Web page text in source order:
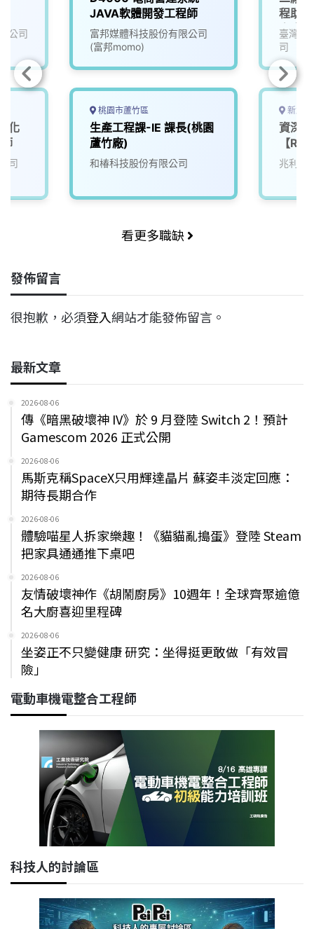
公司
化
司
JAVA軟體開發工程師
富邦媒體科技股份有限公司
(富邦momo)
桃園市蘆竹區
生產工程課-IE 課長(桃園
蘆竹廠)
和椿科技股份有限公司
程助
宿舍)
外生
驗者
金、
日)
臺灣永
司
新北
資深
【
兆利科
看更多職缺
發佈留言
很抱歉，必須登入網站才能發佈留言。
最新文章
2026-08-06
傳《暗黑破壞神 IV》於 9 月登陸 Switch 2！預計
Gamescom 2026 正式公開
2026-08-06
馬斯克稱SpaceX只用輝達晶片 蘇姿丰淡定回應：
期待長期合作
2026-08-06
體驗喵星人拆家樂趣！《貓貓亂搗蛋》登陸 Steam
把家具通通推下桌吧
2026-08-06
友情破壞神作《胡鬧廚房》10週年！全球齊聚逾億
名大廚喜迎里程碑
2026-08-06
坐姿正不只變健康 研究：坐得挺更敢做「有效冒
險」
電動車機電整合工程師
科技人的討論區